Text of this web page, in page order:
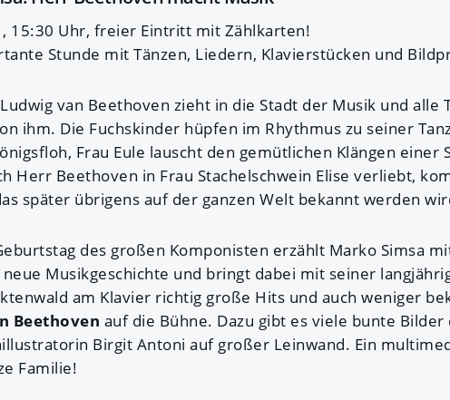
15:30 Uhr, freier Eintritt mit Zählkarten!
Stunde mit Tänzen, Liedern, Klavierstücken und
van Beethoven zieht in die Stadt der Musik und alle
ihm. Die Fuchskinder hüpfen im Rhythmus zu seiner
Frau Eule lauscht den gemütlichen Klängen einer
Herr Beethoven in Frau Stachelschwein Elise verliebt,
später übrigens auf der ganzen Welt bekannt werden
des großen Komponisten erzählt Marko Simsa
Musikgeschichte und bringt dabei mit seiner
am Klavier richtig große Hits und auch weniger
Beethoven auf die Bühne. Dazu gibt es viele bunte Bilder
Birgit Antoni auf großer Leinwand. Ein
Familie!